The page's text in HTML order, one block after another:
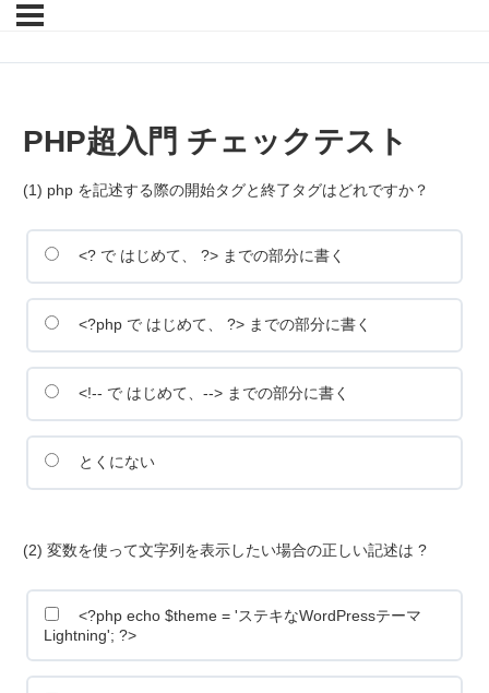
PHP超入門 チェックテスト
(1) php を記述する際の開始タグと終了タグはどれですか？
<? で はじめて、 ?> までの部分に書く
<?php で はじめて、 ?> までの部分に書く
<!-- で はじめて、--> までの部分に書く
とくにない
(2) 変数を使って文字列を表示したい場合の正しい記述は ?
<?php echo $theme = 'ステキなWordPressテーマ
Lightning'; ?>